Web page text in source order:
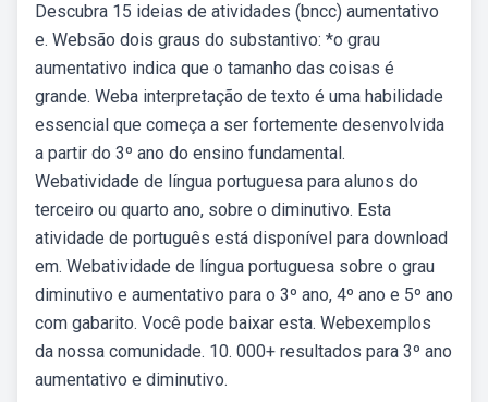
Descubra 15 ideias de atividades (bncc) aumentativo
e. Websão dois graus do substantivo: *o grau
aumentativo indica que o tamanho das coisas é
grande. Weba interpretação de texto é uma habilidade
essencial que começa a ser fortemente desenvolvida
a partir do 3º ano do ensino fundamental.
Webatividade de língua portuguesa para alunos do
terceiro ou quarto ano, sobre o diminutivo. Esta
atividade de português está disponível para download
em. Webatividade de língua portuguesa sobre o grau
diminutivo e aumentativo para o 3º ano, 4º ano e 5º ano
com gabarito. Você pode baixar esta. Webexemplos
da nossa comunidade. 10. 000+ resultados para 3º ano
aumentativo e diminutivo.